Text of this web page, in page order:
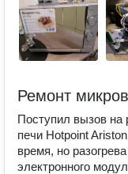
Ремонт
Поступил вызов на
печи Hotpoint
время, но
электронного